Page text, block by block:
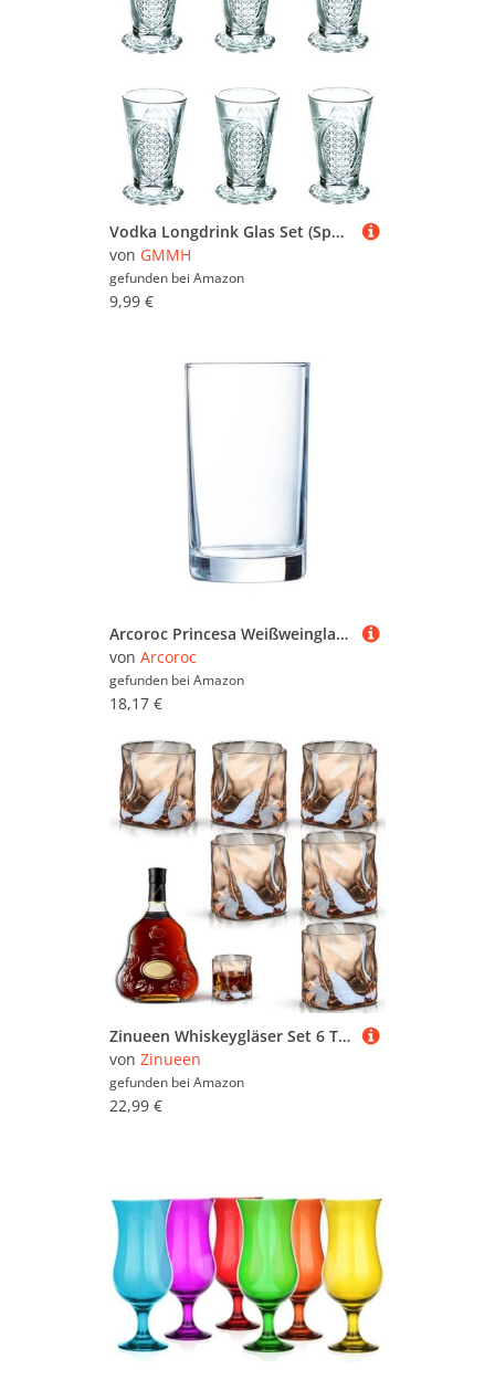
Vodka Longdrink Glas Set (Sphinx) – 6-teiliges Schnapsgläser-Set (70 ml) – Shotgläser Stamper Gläserset für Spirituosen, Tequila, Likör, Party, Bar
von GMMH
gefunden bei Amazon
9,99 €
Arcoroc Princesa Weißweinglas, 190 ml, 6er-Set, Without Filling Mark, Longdrink 230ml
von Arcoroc
gefunden bei Amazon
18,17 €
Zinueen Whiskeygläser Set 6 Teilig 200ml - Ästhetische Kristall Gläser für Whiskey, Cocktail, Longdrink, Wasser, Tee - Spülmaschinenfest
von Zinueen
gefunden bei Amazon
22,99 €